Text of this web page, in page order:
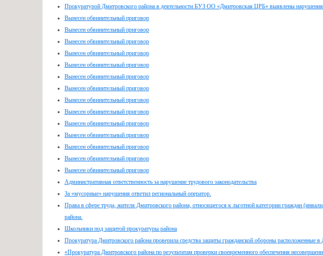
Прокуратурой Дмитровского района в деятельности БУЗ ОО «Дмитровская ЦРБ» выявлены нарушения
Вынесен обвинительный приговор
Вынесен обвинительный приговор
Вынесен обвинительный приговор
Вынесен обвинительный приговор
Вынесен обвинительный приговор
Вынесен обвинительный приговор
Вынесен обвинительный приговор
Вынесен обвинительный приговор
Вынесен обвинительный приговор
Вынесен обвинительный приговор
Вынесен обвинительный приговор
Вынесен обвинительный приговор
Вынесен обвинительный приговор
Вынесен обвинительный приговор
Административная ответственность за нарушение трудового законодательства
За «мусорные» нарушения ответил региональный оператор.
Права в сфере труда, жителя Дмитровского района, относящегося к льготной категории граждан
района.
Школьники под защитой прокуратуры района
Прокуратура Дмитровского района проверила средства защиты гражданской обороны расположенные
«Прокуратура Дмитровского района по результатам проверки своевременного обеспечения